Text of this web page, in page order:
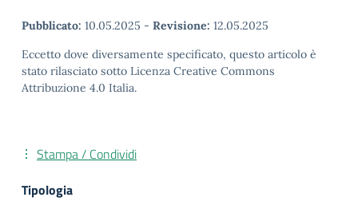
Pubblicato: 10.05.2025 - Revisione: 12.05.2025
Eccetto dove diversamente specificato, questo articolo è
stato rilasciato sotto Licenza Creative Commons
Attribuzione 4.0 Italia.
Stampa / Condividi
Tipologia